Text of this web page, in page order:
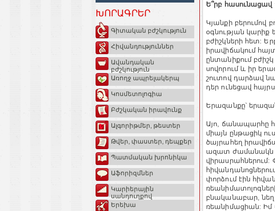
ԽՈՐԱԳՐԵՐ
Գիտական բժշկություն
Հիվանդություններ
Ավանդական
բժշկություն
Առողջ ապրելակերպ
Կոսմետոլոգիա
Բժշկական իրավունք
Ալգորիթմեր, թեստեր
Թվեր, փաստեր, դեպքեր
Պատմական խրոնիկա
Աֆորիզմներ
Կարիերային
սանդուղքով
Երեխա
Ե՞րբ հասունացավ
Կյանքի բերումով
օգնության կարիք
բժիշկների հետ:
իրավիճակում
ընտանիքում
սովորում և իր
շուտով դարձավ
դեր ունեցավ
Երազանքը՝
Այո, ճանապարհը
միայն ընթացիկ
ծայրահեղ
ազատ ժամանակն
վիրասրահներում:
փորձում էին
բնականաբար, նեղ
ռեանիմացիան: Իմ